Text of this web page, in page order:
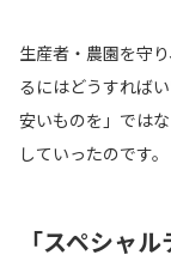
生産者・農園を守
るにはどうすれば
安いものを」では
していったのです。
「スペシャ